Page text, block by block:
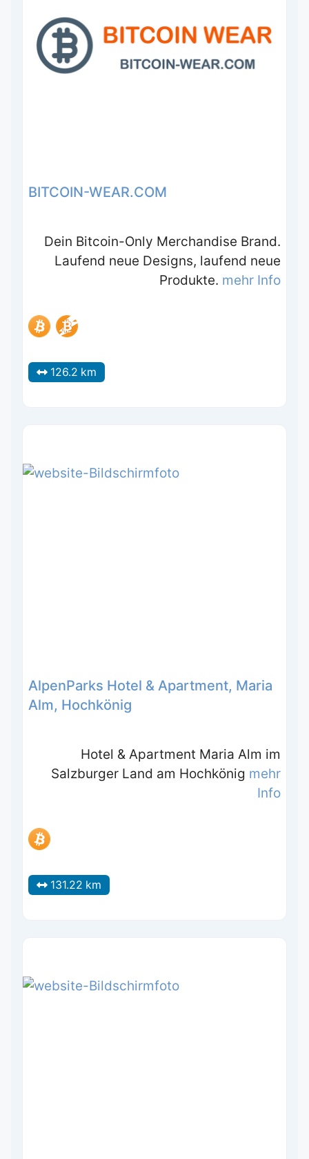
BITCOIN-WEAR.COM
Dein Bitcoin-Only Merchandise Brand.
Laufend neue Designs, laufend neue
Produkte. mehr Info
126.2 km
AlpenParks Hotel & Apartment, Maria
Alm, Hochkönig
Hotel & Apartment Maria Alm im
Salzburger Land am Hochkönig mehr
Info
131.22 km